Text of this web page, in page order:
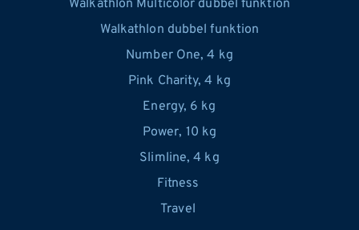
Walkathlon Multicolor dubbel funktion
Walkathlon dubbel funktion
Number One, 4 kg
Pink Charity, 4 kg
Energy, 6 kg
Power, 10 kg
Slimline, 4 kg
Fitness
Travel